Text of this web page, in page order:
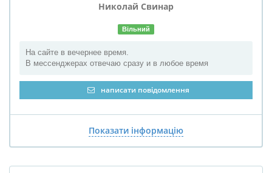
Николай Свинар
Вільний
На сайте в вечернее время.
В мессенджерах отвечаю сразу и в любое время
написати повідомлення
Показати інформацію